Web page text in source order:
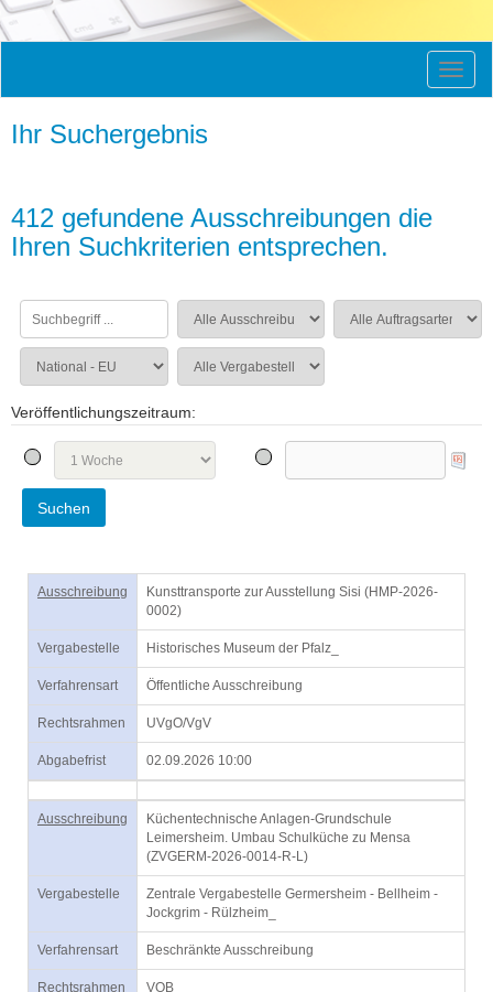
Ihr Suchergebnis
412 gefundene Ausschreibungen die
Ihren Suchkriterien entsprechen.
Veröffentlichungszeitraum:
Ausschreibung
Kunsttransporte zur Ausstellung Sisi (HMP-2026-
0002)
Vergabestelle Historisches Museum der Pfalz_
Verfahrensart Öffentliche Ausschreibung
Rechtsrahmen UVgO/VgV
Abgabefrist 02.09.2026 10:00
Ausschreibung
Küchentechnische Anlagen-Grundschule
Leimersheim. Umbau Schulküche zu Mensa
(ZVGERM-2026-0014-R-L)
Vergabestelle
Zentrale Vergabestelle Germersheim - Bellheim -
Jockgrim - Rülzheim_
Verfahrensart Beschränkte Ausschreibung
Rechtsrahmen VOB